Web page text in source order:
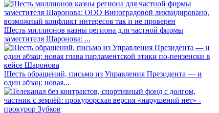
Шесть миллионов казны региона для частной фирмы
заместителя Шаронова: ...
Шесть обращений, письмо из Управления Президента — и
один абзац: новая...